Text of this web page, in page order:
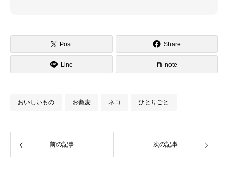
Post Share
Line note
おいしいもの お蕎麦 ネコ ひとりごと
前の記事 次の記事